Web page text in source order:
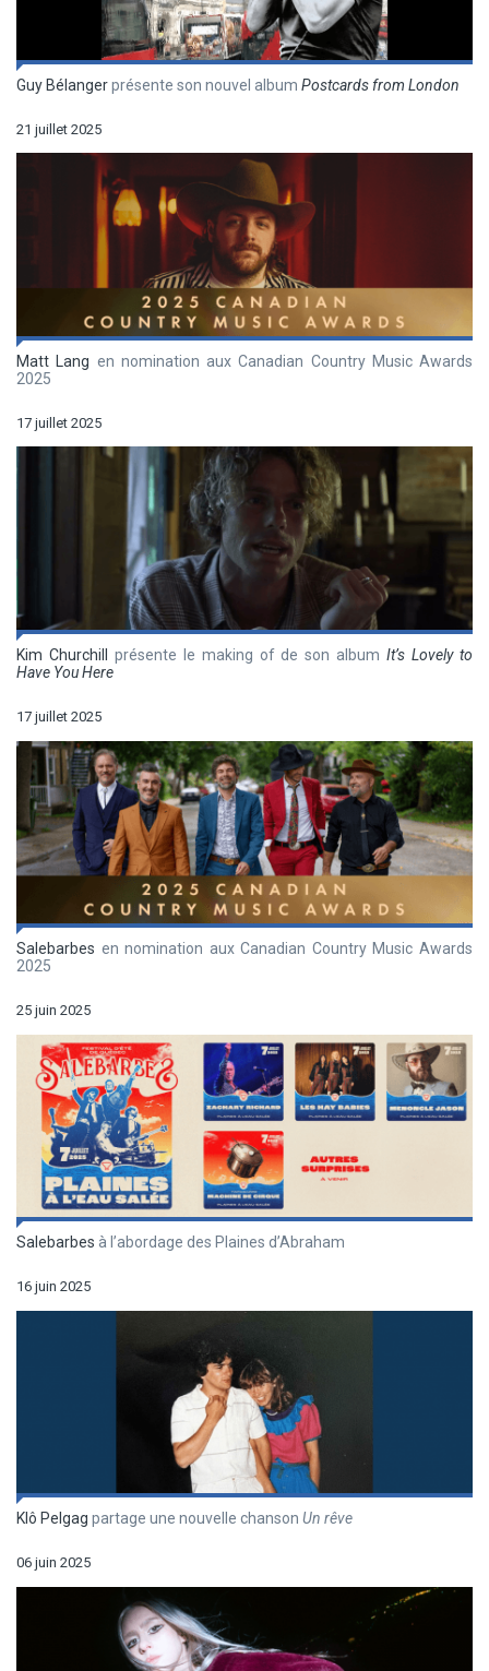
Guy Bélangerprésente son nouvel album Postcards from London
21 juillet 2025
Matt Lang en nomination aux Canadian Country Music Awards
2025
17 juillet 2025
Kim Churchill présente le making of de son albumIt’s Lovely to
Have You Here
17 juillet 2025
Salebarbes en nomination aux Canadian Country Music Awards
2025
25 juin 2025
Salebarbes à l’abordage des Plaines d’Abraham
16 juin 2025
Klô Pelgag partage une nouvelle chanson Un rêve
06 juin 2025